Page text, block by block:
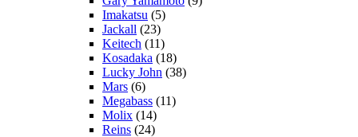
Imakatsu (5)
Jackall (23)
Keitech (11)
Kosadaka (18)
Lucky John (38)
Mars (6)
Megabass (11)
Molix (14)
Reins (24)